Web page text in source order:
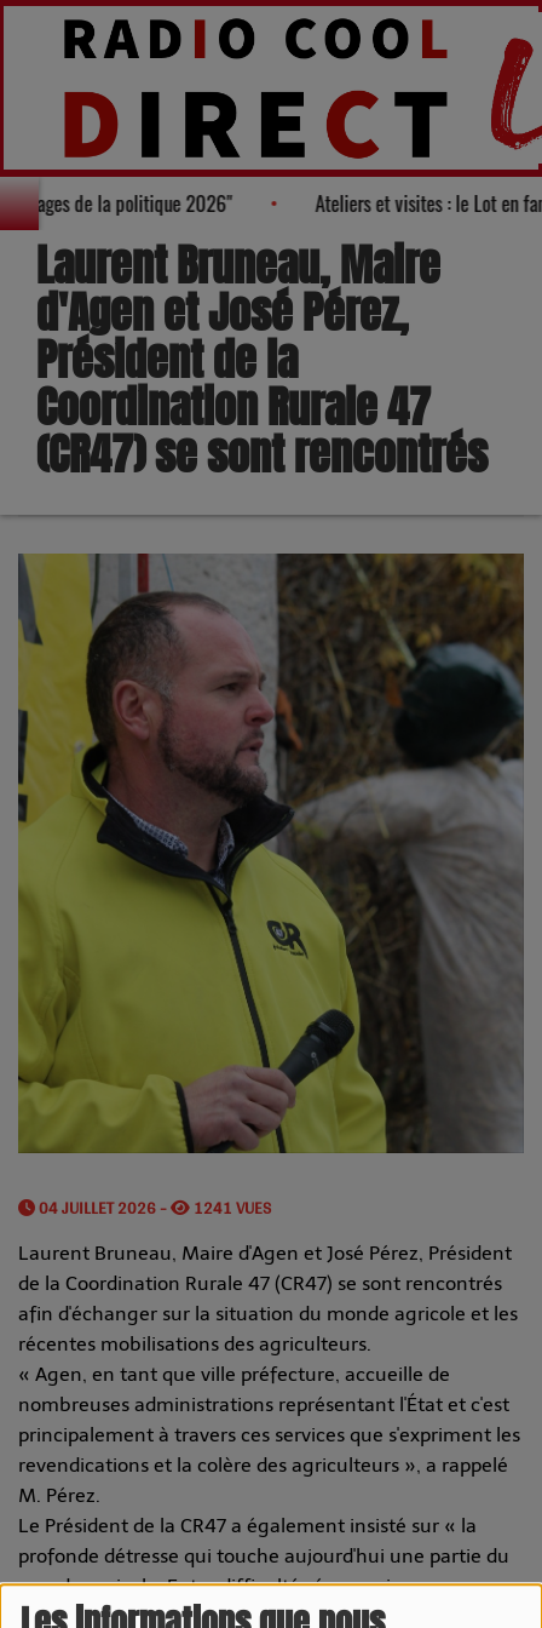
des "100 nouveaux visages de la politique 2026" Ateliers
Laurent Bruneau, Maire
d'Agen et José Pérez,
Président de la
Coordination Rurale 47
(CR47) se sont rencontrés
04 JUILLET 2026 - 1241 VUES
Laurent Bruneau, Maire d'Agen et José Pérez, Président
de la Coordination Rurale 47 (CR47) se sont rencontrés
afin d'échanger sur la situation du monde agricole et les
récentes mobilisations des agriculteurs.
« Agen, en tant que ville préfecture, accueille de
nombreuses administrations représentant l'État et c'est
principalement à travers ces services que s'expriment les
revendications et la colère des agriculteurs », a rappelé
M. Pérez.
Le Président de la CR47 a également insisté sur « la
profonde détresse qui touche aujourd'hui une partie du
monde agricole. Entre difficultés économiques,
contraintes administratives, concurrence déloyale, aléas